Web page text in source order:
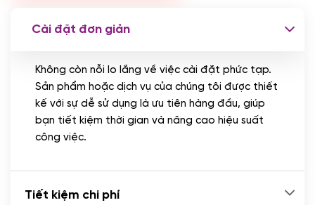
CÀI ĐẶT PLUGINS
Cài đặt plugin theo yêu cầu
(+100.000 VND)
Cài plugin xử lý thanh toán tự động qua
Cài đặt đơn giản
Không còn nỗi lo lắng về việc cài đặt phức tạp.
Sản phẩm hoặc dịch vụ của chúng tôi được thiết
kế với sự dễ sử dụng là ưu tiên hàng đầu, giúp
bạn tiết kiệm thời gian và nâng cao hiệu suất
công việc.
Tiết kiệm chi phí